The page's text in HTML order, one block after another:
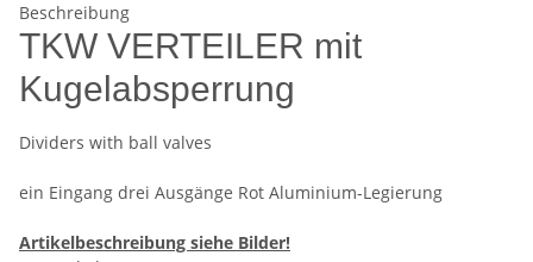
Beschreibung
TKW VERTEILER mit
Kugelabsperrung
Dividers with ball valves
ein Eingang drei Ausgänge Rot Aluminium-Legierung
Artikelbeschreibung siehe Bilder!